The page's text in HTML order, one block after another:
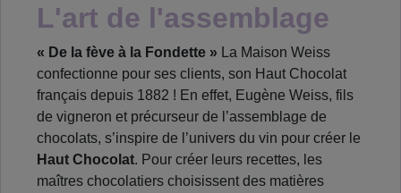
L'art de l'assemblage
« De la fève à la Fondette » La Maison Weiss
confectionne pour ses clients, son Haut Chocolat
français depuis 1882 ! En effet, Eugène Weiss, fils
de vigneron et précurseur de l’assemblage de
chocolats, s’inspire de l’univers du vin pour créer le
Haut Chocolat. Pour créer leurs recettes, les
maîtres chocolatiers choisissent des matières